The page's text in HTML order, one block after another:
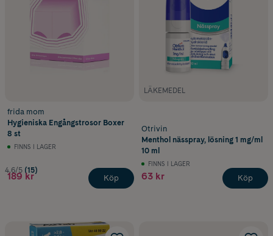
frida mom
Hygieniska Engångstrosor Boxer
8 st
FINNS I LAGER
4.6/5 (15)
189 kr Köp
LÄKEMEDEL
Otrivin
Menthol nässpray, lösning 1 mg/ml
10 ml
FINNS I LAGER
63 kr Köp